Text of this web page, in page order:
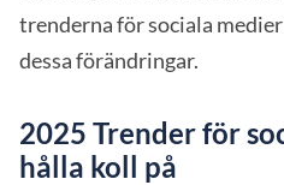
trenderna för sociala
dessa förändringar.
2025 Trender för
hålla koll på